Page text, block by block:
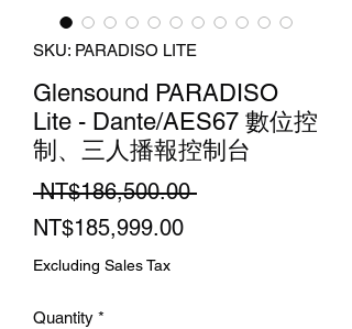
SKU: PARADISO LITE
Glensound PARADISO
Lite - Dante/AES67 數位控
制、三人播報控制台
NT$186,500.00 Regular
NT$185,999.00Sale
Excluding Sales Tax
Quantity *